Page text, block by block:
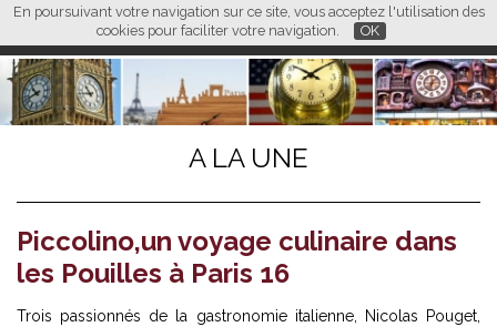
En poursuivant votre navigation sur ce site, vous acceptez l'utilisation des
cookies pour faciliter votre navigation.
OK
FR EN CN
L M
A LA UNE
Piccolino,un voyage culinaire dans
les Pouilles à Paris 16
Trois passionnés de la gastronomie italienne, Nicolas Pouget,